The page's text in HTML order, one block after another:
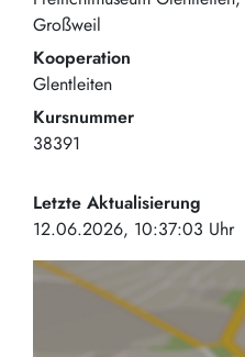
Großweil
Kooperation
Glentleiten
Kursnummer
38391
Letzte Aktualisierung
12.06.2026, 10:37:03 Uhr